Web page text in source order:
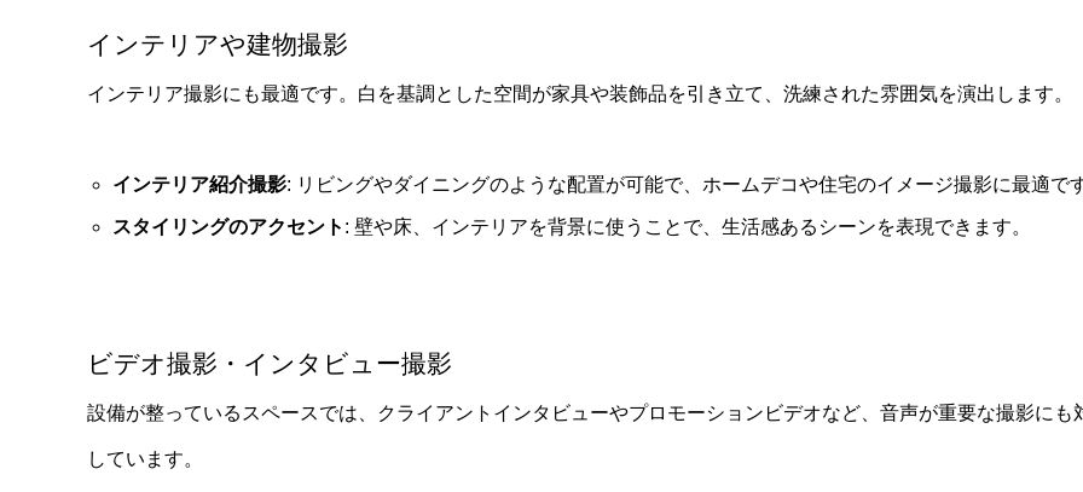
インテリアや建物撮影
インテリア撮影にも最適です。白を基調とした空間が家具や装飾品を引き立て、洗練された雰囲気を演出します。
インテリア紹介撮影: リビングやダイニングのような配置が可能で、ホームデコや住宅のイメージ撮影に最適で
スタイリングのアクセント : 壁や床、インテリアを背景に使うことで、生活感あるシーンを表現できます。
ビデオ撮影・インタビュー撮影
設備が整っているスペースでは、クライアントインタビューやプロモーションビデオなど、音声が重要な撮影にも
しています。